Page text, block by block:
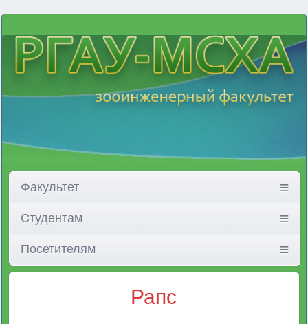
Факультет
Студентам
Посетителям
Рапс